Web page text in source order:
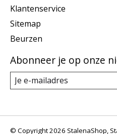
Klantenservice
Sitemap
Beurzen
Abonneer je op onze
© Copyright 2026 StalenaShop,